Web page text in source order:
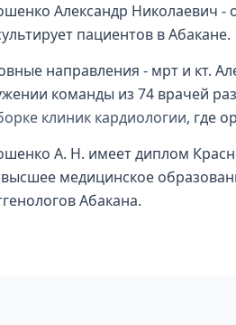
Александр Николаевич -
пациентов в Абакане.
направления - мрт и кт.
команды из 74 врачей
клиник кардиологии, где
А. Н. имеет диплом
медицинское
Абакана.